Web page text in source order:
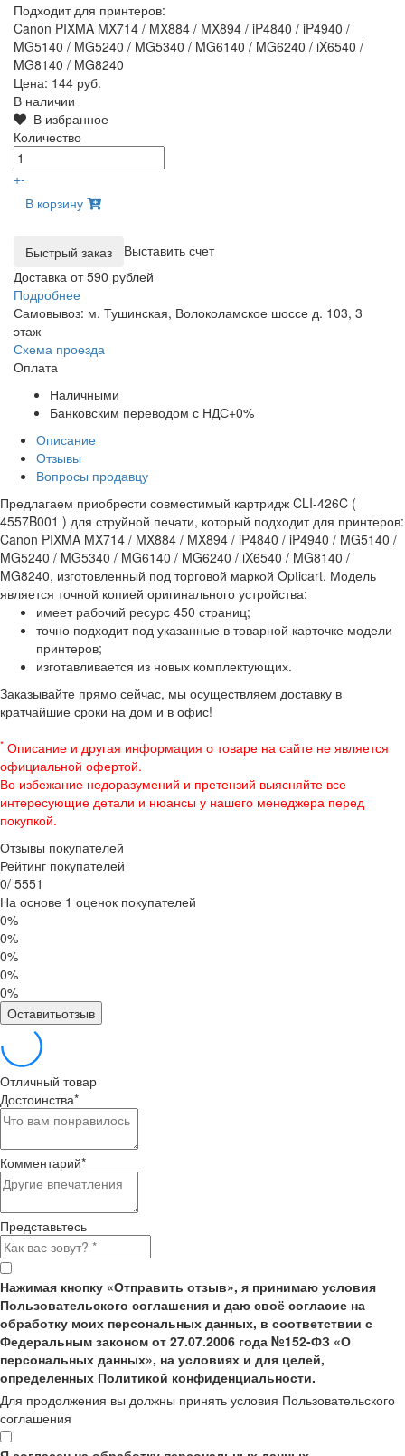
Подходит для принтеров:
Canon PIXMA MX714 / MX884 / MX894 / iP4840 / iP4940 /
MG5140 / MG5240 / MG5340 / MG6140 / MG6240 / iX6540 /
MG8140 / MG8240
Цена: 144 руб.
В наличии
В избранное
Количество
+-
В корзину
Выставить счет
Доставка от 590 рублей
Подробнее
Самовывоз: м. Тушинская, Волоколамское шоссе д. 103, 3
этаж
Схема проезда
Оплата
Наличными
Банковским переводом с НДС+0%
Описание
Отзывы
Вопросы продавцу
Предлагаем приобрести совместимый картридж CLI-426C (
4557B001 ) для струйной печати, который подходит для принтеров:
Canon PIXMA MX714 / MX884 / MX894 / iP4840 / iP4940 / MG5140 /
MG5240 / MG5340 / MG6140 / MG6240 / iX6540 / MG8140 /
MG8240, изготовленный под торговой маркой Opticart. Модель
является точной копией оригинального устройства:
имеет рабочий ресурс 450 страниц;
точно подходит под указанные в товарной карточке модели
принтеров;
изготавливается из новых комплектующих.
Заказывайте прямо сейчас, мы осуществляем доставку в
кратчайшие сроки на дом и в офис!
* Описание и другая информация о товаре на сайте не является
официальной офертой.
Во избежание недоразумений и претензий выясняйте все
интересующие детали и нюансы у нашего менеджера перед
покупкой.
Отзывы покупателей
Рейтинг покупателей
0/ 5551
На основе 1 оценок покупателей
0%
0%
0%
0%
0%
Оставитьотзыв
Отличный товар
Достоинства*
Комментарий*
Представьтесь
Нажимая кнопку «Отправить отзыв», я принимаю условия
Пользовательского соглашения и даю своё согласие на
обработку моих персональных данных, в соответствии с
Федеральным законом от 27.07.2006 года №152-ФЗ «О
персональных данных», на условиях и для целей,
определенных Политикой конфиденциальности.
Для продолжения вы должны принять условия Пользовательского
соглашения